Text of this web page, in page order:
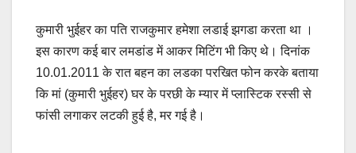
कुमारी भुईहर का पति राजकुमार हमेशा लडाई झगडा करता था ।
इस कारण कई बार लमडांड में आकर मिटिंग भी किए थे। दिनांक
10.01.2011 के रात बहन का लडका परखित फोन करके बताया
कि मां (कुमारी भुईहर) घर के परछी के म्यार में प्लास्टिक रस्सी से
फांसी लगाकर लटकी हुई है, मर गई है।